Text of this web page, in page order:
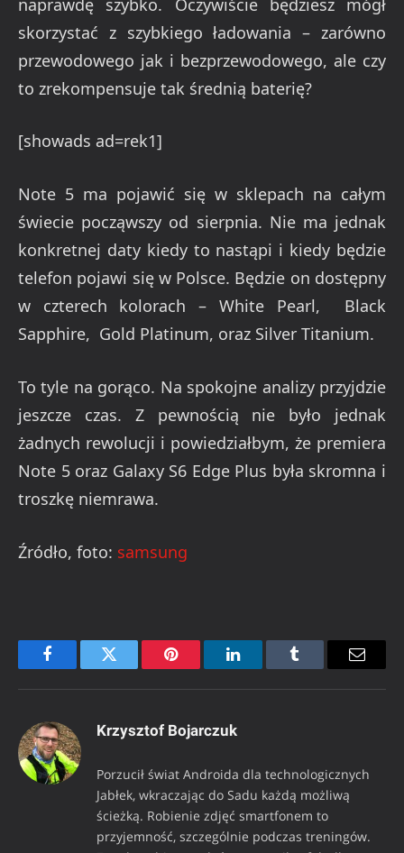
skorzystać z szybkiego ładowania – zarówno
przewodowego jak i bezprzewodowego, ale czy
to zrekompensuje tak średnią baterię?
[showads ad=rek1]
Note 5 ma pojawić się w sklepach na całym
świecie począwszy od sierpnia. Nie ma jednak
konkretnej daty kiedy to nastąpi i kiedy będzie
telefon pojawi się w Polsce. Będzie on dostępny
w czterech kolorach – White Pearl, Black
Sapphire, Gold Platinum, oraz Silver Titanium.
To tyle na gorąco. Na spokojne analizy przyjdzie
jeszcze czas. Z pewnością nie było jednak
żadnych rewolucji i powiedziałbym, że premiera
Note 5 oraz Galaxy S6 Edge Plus była skromna i
troszkę niemrawa.
Źródło, foto: samsung
FacebookTwitter Pinterest LinkedInTumblr Email
Krzysztof Bojarczuk
Porzucił świat Androida dla technologicznych
Jabłek, wkraczając do Sadu każdą możliwą
ścieżką. Robienie zdjęć smartfonem to
przyjemność, szczególnie podczas treningów.